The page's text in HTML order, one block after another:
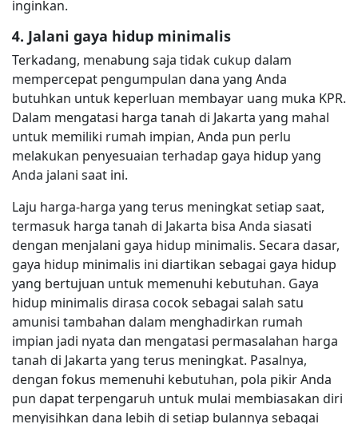
inginkan.
4. Jalani gaya hidup minimalis
Terkadang, menabung saja tidak cukup dalam
mempercepat pengumpulan dana yang Anda
butuhkan untuk keperluan membayar uang muka KPR.
Dalam mengatasi harga tanah di Jakarta yang mahal
untuk memiliki rumah impian, Anda pun perlu
melakukan penyesuaian terhadap gaya hidup yang
Anda jalani saat ini.
Laju harga-harga yang terus meningkat setiap saat,
termasuk harga tanah di Jakarta bisa Anda siasati
dengan menjalani gaya hidup minimalis. Secara dasar,
gaya hidup minimalis ini diartikan sebagai gaya hidup
yang bertujuan untuk memenuhi kebutuhan. Gaya
hidup minimalis dirasa cocok sebagai salah satu
amunisi tambahan dalam menghadirkan rumah
impian jadi nyata dan mengatasi permasalahan harga
tanah di Jakarta yang terus meningkat. Pasalnya,
dengan fokus memenuhi kebutuhan, pola pikir Anda
pun dapat terpengaruh untuk mulai membiasakan diri
menyisihkan dana lebih di setiap bulannya sebagai